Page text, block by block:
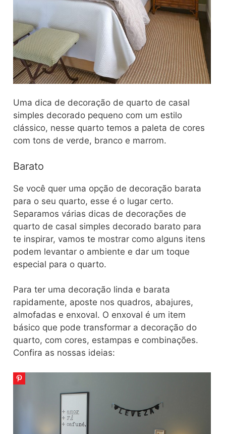
Uma dica de decoração de quarto de casal
simples decorado pequeno com um estilo
clássico, nesse quarto temos a paleta de cores
com tons de verde, branco e marrom.
Barato
Se você quer uma opção de decoração barata
para o seu quarto, esse é o lugar certo.
Separamos várias dicas de decorações de
quarto de casal simples decorado barato para
te inspirar, vamos te mostrar como alguns itens
podem levantar o ambiente e dar um toque
especial para o quarto.
Para ter uma decoração linda e barata
rapidamente, aposte nos quadros, abajures,
almofadas e enxoval. O enxoval é um item
básico que pode transformar a decoração do
quarto, com cores, estampas e combinações.
Confira as nossas ideias: